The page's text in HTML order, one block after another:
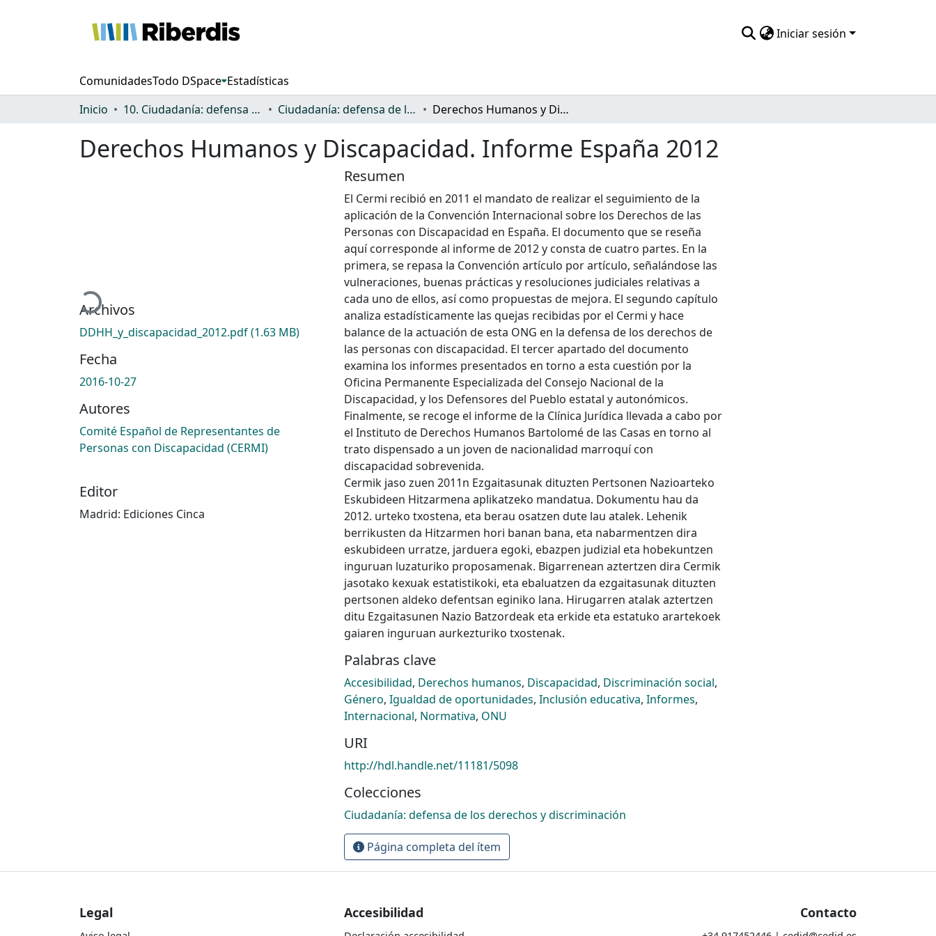
Iniciar sesión
ComunidadesTodo DSpace Estadísticas
Inicio
10. Ciudadanía: defensa de los derechos y discriminación Ciudadanía: defensa de los derechos y discriminación Derechos Humanos y Discapacidad. Informe España 2012
Derechos Humanos y Discapacidad. Informe España 2012
Cargando...
Archivos
DDHH_y_discapacidad_2012.pdf(1.63 MB)
Fecha
2016-10-27
Autores
Comité Español de Representantes de
Personas con Discapacidad (CERMI)
Editor
Madrid: Ediciones Cinca
Resumen
El Cermi recibió en 2011 el mandato de realizar el seguimiento de la
aplicación de la Convención Internacional sobre los Derechos de las
Personas con Discapacidad en España. El documento que se reseña
aquí corresponde al informe de 2012 y consta de cuatro partes. En la
primera, se repasa la Convención artículo por artículo, señalándose las
vulneraciones, buenas prácticas y resoluciones judiciales relativas a
cada uno de ellos, así como propuestas de mejora. El segundo capítulo
analiza estadísticamente las quejas recibidas por el Cermi y hace
balance de la actuación de esta ONG en la defensa de los derechos de
las personas con discapacidad. El tercer apartado del documento
examina los informes presentados en torno a esta cuestión por la
Oficina Permanente Especializada del Consejo Nacional de la
Discapacidad, y los Defensores del Pueblo estatal y autonómicos.
Finalmente, se recoge el informe de la Clínica Jurídica llevada a cabo por
el Instituto de Derechos Humanos Bartolomé de las Casas en torno al
trato dispensado a un joven de nacionalidad marroquí con
discapacidad sobrevenida.
Cermik jaso zuen 2011n Ezgaitasunak dituzten Pertsonen Nazioarteko
Eskubideen Hitzarmena aplikatzeko mandatua. Dokumentu hau da
2012. urteko txostena, eta berau osatzen dute lau atalek. Lehenik
berrikusten da Hitzarmen hori banan bana, eta nabarmentzen dira
eskubideen urratze, jarduera egoki, ebazpen judizial eta hobekuntzen
inguruan luzaturiko proposamenak. Bigarrenean aztertzen dira Cermik
jasotako kexuak estatistikoki, eta ebaluatzen da ezgaitasunak dituzten
pertsonen aldeko defentsan eginiko lana. Hirugarren atalak aztertzen
ditu Ezgaitasunen Nazio Batzordeak eta erkide eta estatuko arartekoek
gaiaren inguruan aurkezturiko txostenak.
Palabras clave
Accesibilidad, Derechos humanos, Discapacidad, Discriminación social,
Género, Igualdad de oportunidades, Inclusión educativa, Informes,
Internacional, Normativa, ONU
URI
http://hdl.handle.net/11181/5098
Colecciones
Ciudadanía: defensa de los derechos y discriminación
Página completa del ítem
Legal Accesibilidad Contacto